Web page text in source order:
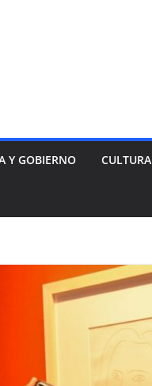
Y GOBIERNO CULTURA